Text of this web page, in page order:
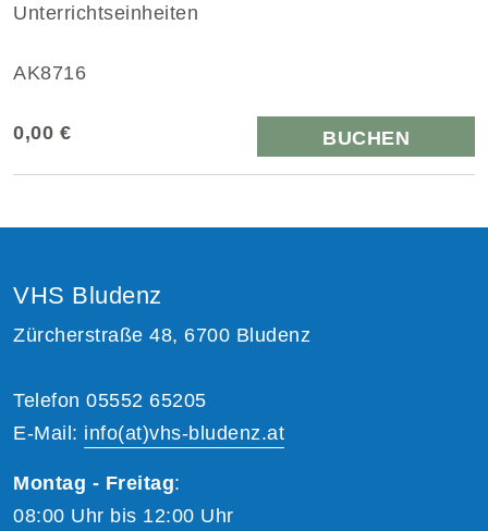
Unterrichtseinheiten
AK8716
0,00 € BUCHEN
VHS Bludenz
Zürcherstraße 48, 6700 Bludenz
Telefon 05552 65205
E-Mail: info(at)vhs-bludenz.at
Montag - Freitag:
08:00 Uhr bis 12:00 Uhr